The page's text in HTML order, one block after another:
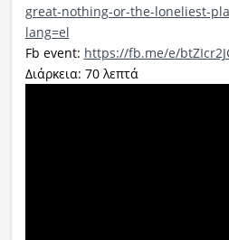
great-nothing-or-the-loneliest-
lang=el
Fb event: https://fb.me/e/
Διάρκεια: 70 λεπτά